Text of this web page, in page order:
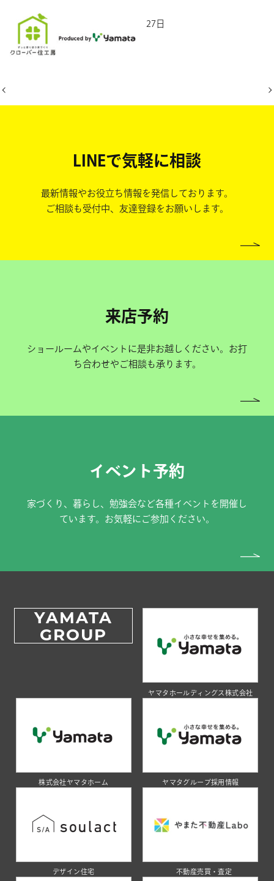
2026年4月27日
LINEで気軽に相談
最新情報やお役立ち情報を発信しております。
ご相談も受付中、友達登録をお願いします。
来店予約
ショールームやイベントに是非お越しください。お打
ち合わせやご相談も承ります。
イベント予約
家づくり、暮らし、勉強会など各種イベントを開催し
ています。お気軽にご参加ください。
YAMATA
GROUP
ヤマタホールディングス株式会社
株式会社ヤマタホーム ヤマタグループ採用情報
デザイン住宅 不動産売買・査定